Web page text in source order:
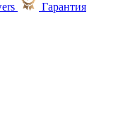
Гарантия